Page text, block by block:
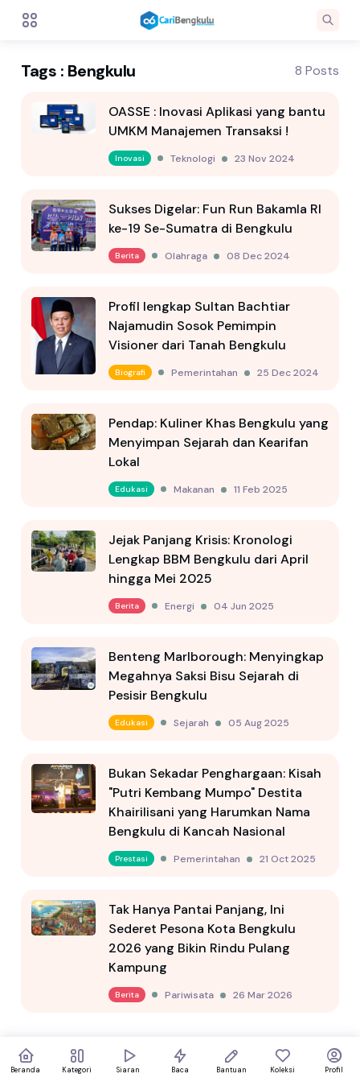
Tags : Bengkulu 8 Posts
OASSE : Inovasi Aplikasi yang bantu
UMKM Manajemen Transaksi !
Inovasi Teknologi 23 Nov 2024
Sukses Digelar: Fun Run Bakamla RI
ke-19 Se-Sumatra di Bengkulu
Berita Olahraga 08 Dec 2024
Profil lengkap Sultan Bachtiar
Najamudin Sosok Pemimpin
Visioner dari Tanah Bengkulu
Biografi Pemerintahan 25 Dec 2024
Pendap: Kuliner Khas Bengkulu yang
Menyimpan Sejarah dan Kearifan
Lokal
Edukasi Makanan 11 Feb 2025
Jejak Panjang Krisis: Kronologi
Lengkap BBM Bengkulu dari April
hingga Mei 2025
Berita Energi 04 Jun 2025
Benteng Marlborough: Menyingkap
Megahnya Saksi Bisu Sejarah di
Pesisir Bengkulu
Edukasi Sejarah 05 Aug 2025
Bukan Sekadar Penghargaan: Kisah
"Putri Kembang Mumpo" Destita
Khairilisani yang Harumkan Nama
Bengkulu di Kancah Nasional
Prestasi Pemerintahan 21 Oct 2025
Tak Hanya Pantai Panjang, Ini
Sederet Pesona Kota Bengkulu
2026 yang Bikin Rindu Pulang
Kampung
Berita Pariwisata 26 Mar 2026
Beranda Kategori Siaran Baca Bantuan Koleksi Profil